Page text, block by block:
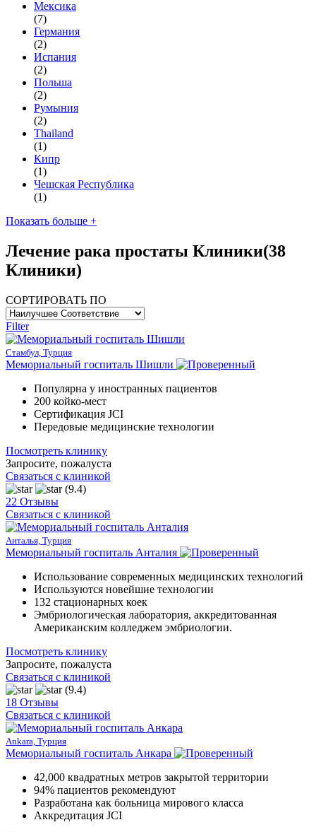
Мексика
(7)
Германия
(2)
Испания
(2)
Польша
(2)
Румыния
(2)
Thailand
(1)
Кипр
(1)
Чешская Республика
(1)
Показать больше +
Лечение рака простаты Клиники(38
Клиники)
СОРТИРОВАТЬ ПО
Filter
Стамбул, Турция
Мемориальный госпиталь Шишли
Популярна у иностранных пациентов
200 койко-мест
Сертификация JCI
Передовые медицинские технологии
Посмотреть клинику
Запросите, пожалуста
Связаться с клиникой
(9.4)
22 Отзывы
Связаться с клиникой
Анталья, Турция
Мемориальный госпиталь Анталия
Использование современных медицинских технологий
Используются новейшие технологии
132 стационарных коек
Эмбриологическая лаборатория, аккредитованная
Американским колледжем эмбриологии.
Посмотреть клинику
Запросите, пожалуста
Связаться с клиникой
(9.4)
18 Отзывы
Связаться с клиникой
Ankara, Турция
Мемориальный госпиталь Анкара
42,000 квадратных метров закрытой территории
94% пациентов рекомендуют
Разработана как больница мирового класса
Аккредитация JCI